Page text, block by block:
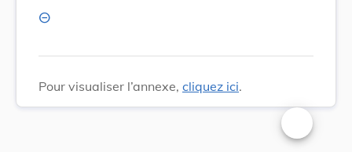
Pour visualiser l’annexe, cliquez ici.
Changer la